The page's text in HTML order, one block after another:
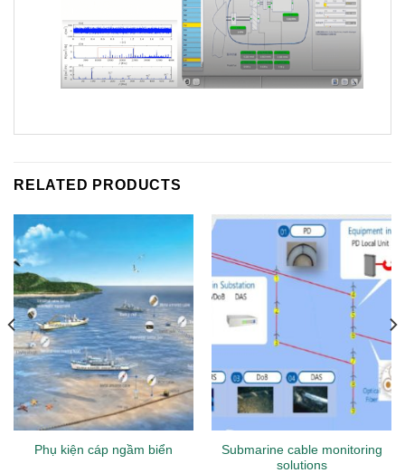
RELATED PRODUCTS
Phụ kiện cáp ngầm biển
Submarine cable monitoring
solutions